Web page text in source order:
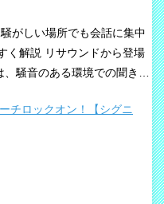
がしい場所でも会話に集中
く解説 リサウンドから登場
騒音のある環境での聞き取
世界最小AI補聴器」、
。 ビビアが目指している
。 周囲の音の中から、聞き
して自然な聞こえ方をで
とが、このシリーズの重要
チロックオン！【シグニ